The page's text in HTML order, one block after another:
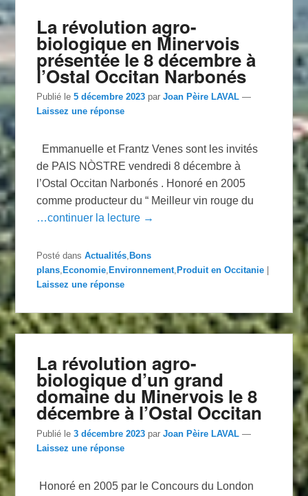
La révolution agro-
biologique en Minervois
présentée le 8 décembre à
l’Ostal Occitan Narbonés
Publié le5 décembre 2023 parJoan Pèire LAVAL —
Laissez une réponse
Emmanuelle et Frantz Venes sont les invités
de PAIS NÒSTRE vendredi 8 décembre à
l’Ostal Occitan Narbonés . Honoré en 2005
comme producteur du “ Meilleur vin rouge du
…continuer la lecture →
Posté dans Actualités, Bons
plans, Economie, Environnement, Produit en Occitanie
Laissez une réponse
La révolution agro-
biologique d’un grand
domaine du Minervois le 8
décembre à l’Ostal Occitan
Publié le3 décembre 2023 parJoan Pèire LAVAL —
Laissez une réponse
Honoré en 2005 par le Concours du London